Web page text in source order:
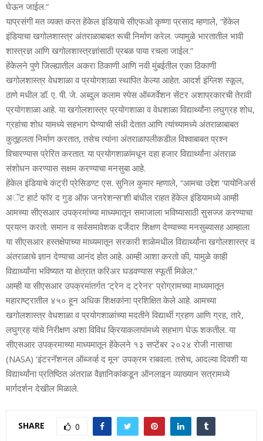
घेऊन जाईल.”
याप्रसंगी मत व्‍यक्‍त करत हेंकेल इंडियाचे सीएफओ कृष्‍णा प्रसाद म्‍हणाले, “हेंकेल
इंडियाचा खगोलशास्‍त्र अंतराळाबाबत रूची निर्माण करेल. ज्‍यामुळे भारतातील भावी
शास्‍त्रज्ञ आणि खगोलशास्‍त्रज्ञांसाठी प्रबळ पाया रचला जाईल.”
हेंकेलने पुणे जिल्‍ह्यातील अकरा ठिकाणी आणि नवी मुंबईतील एका ठिकाणी
खगोलशास्‍त्र वेधशाळा व प्रयोगशाळा स्‍थापित केल्‍या आहेत. आदर्श इंग्लिश स्‍कूल,
ठाणे मधील डॉ. ए. पी. जे. अब्‍दुल कलाम स्‍पेस ऑब्‍जर्वेशन सेंटर अशाप्रकारची तेरावी
प्रयोगशाळा आहे. या खगोलशास्‍त्र प्रयोगशाळा व वेधशाळा विद्यार्थ्‍यांना लघुग्रह शोध,
ग्रहांचा शोध यामध्‍ये सहभाग घेण्‍याची संधी देतात आणि त्‍यांच्‍यामध्‍ये अंतराळाबाबत
कुतूहलता निर्माण करतात, तसेच त्‍यांना अंतराळापलीकडील विश्‍वाबाबत प्रश्‍न
विचारण्‍यास प्रेरित करतात. या प्रयोगशाळांमधून दहा हजार विद्यार्थ्‍यांना अंतराळ
संशोधन करण्‍यास सक्षम करण्‍याचा मनसुबा आहे.
हेंकेल इंडियाचे कंट्री प्रेसिडण्‍ट एस. सुनिल कुमार म्‍हणाले, “आमचा उद्देश ‘पायोनिअर्स
अॅट हार्ट फॉर द गुड ऑफ जनरेशन्‍स’शी बांधील राहत हेंकेल इंडियामध्‍ये आम्‍ही
आमच्‍या सीएसआर उपक्रमांच्‍या माध्‍यमातून समाजाला भविष्‍यासाठी सुसज्‍ज करण्‍याचा
प्रयत्‍न करतो. समान व सर्वसमावेशक दर्जेदार शिक्षण देण्‍याच्‍या मनसुब्‍यासह आम्‍हाला
या सीएसआर हस्‍तक्षेपाच्‍या माध्‍यमातून सरकारी शाळेमधील विद्यार्थ्‍यांना खगोलशास्‍त्र व
अंतराळाचे ज्ञान देण्‍याचा आनंद होत आहे. आम्‍ही आशा करतो की, यामुळे काही
विद्यार्थ्‍यांना भविष्‍यात या क्षेत्रात करिअर घडवण्‍यास स्‍फूर्ती मिळेल.”
आम्‍ही या सीएसआर उपक्रमांतर्गत ‘ट्रेन द ट्रेनर’ प्रोग्रामच्‍या माध्‍यमातून
महाराष्‍ट्रातील ४५० हून अधिक शिक्षकांना प्रशिक्षित केले आहे. आमच्‍या
खगोलशास्‍त्र वेधशाळा व प्रयोगशाळांच्‍या मदतीने विद्यार्थी ग्रहण आणि ग्रह, तारे,
लघुग्रह यांचे निरीक्षण अशा विविध क्रियाकलापांमध्‍ये सहभाग घेऊ शकतील. या
सीएसआर उपक्रमाच्‍या माध्‍यमातून हेंकेलने १३ सप्‍टेंबर २०२४ रोजी नासाचा
(NASA) ‘इंटरनॅशनल ऑब्‍जर्व्‍ह द मून’ उपक्रम राबवला. तसेच, आदल्‍या दिवशी या
विद्यार्थ्‍यांना प्रतिष्ठित अंतराळ वैज्ञानिकांकडून ऑनलाइन व्‍याख्‍यान सत्रामध्‍ये
मार्गदर्शन देखील मिळाले.
SHARE 0